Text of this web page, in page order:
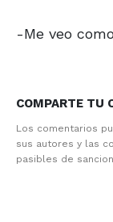
-Me veo
COMPARTE TU
Los comentarios
sus autores y las
pasibles de